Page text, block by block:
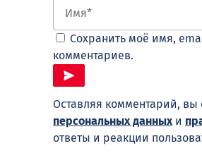
Сохранить моё имя,
комментариев.
Оставляя комментарий, вы
персональных данныхи
ответы и реакции